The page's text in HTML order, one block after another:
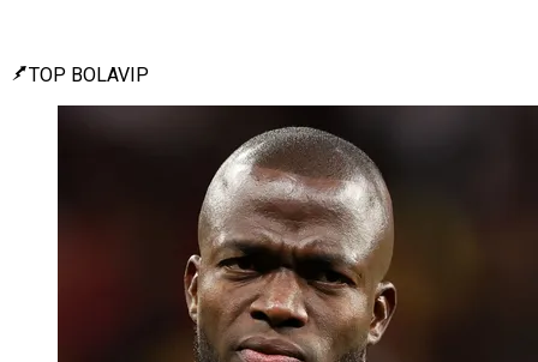
TOP BOLAVIP